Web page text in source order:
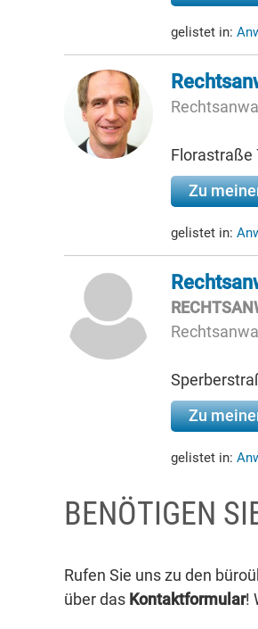
gelistet in:
Florastraße
Zu
gelistet in:
Zu
gelistet in:
BENÖTIGEN
Rufen Sie uns zu den
über das Kontaktformular!